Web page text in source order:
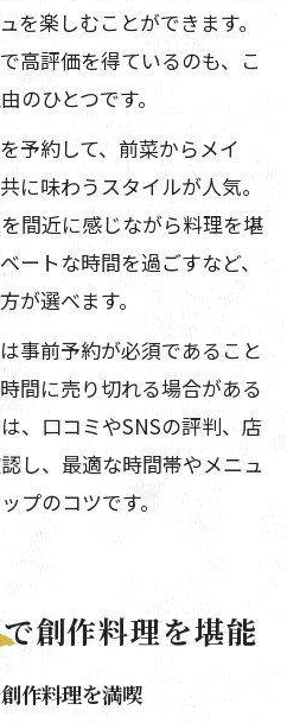
を楽しむことができます。
高評価を得ているのも、こ
のひとつです。
予約して、前菜からメイ
に味わうスタイルが人気。
間近に感じながら料理を堪
ートな時間を過ごすなど、
が選べます。
事前予約が必須であること
間に売り切れる場合がある
、口コミやSNSの評判、店
し、最適な時間帯やメニュ
プのコツです。
創作料理を堪能
作料理を満喫